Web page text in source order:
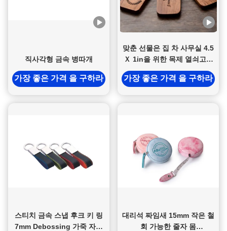
직사각형 금속 병따개
가장 좋은 가격 을 구하라
맞춘 선물은 집 차 사무실 4.5
Ｘ 1in을 위한 목제 열쇠고리
호두나무를 새겼습니다
가장 좋은 가격 을 구하라
스티치 금속 스냅 후크 키 링
7mm Debossing 가죽 자동
대리석 짜임새 15mm 작은 철
회 가능한 줄자 몸